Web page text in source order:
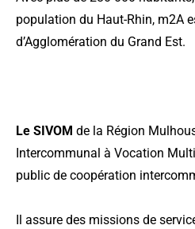
population du Haut-Rhin, m2A
d’Agglomération du Grand Est.
Le SIVOM de la Région
Intercommunal à Vocation
public de coopération
Il assure des missions de